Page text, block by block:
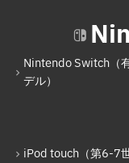
iPad Pro 11
Nintendo Switch
Nintendo Switch（
デル）
iPod touch（第6-7世